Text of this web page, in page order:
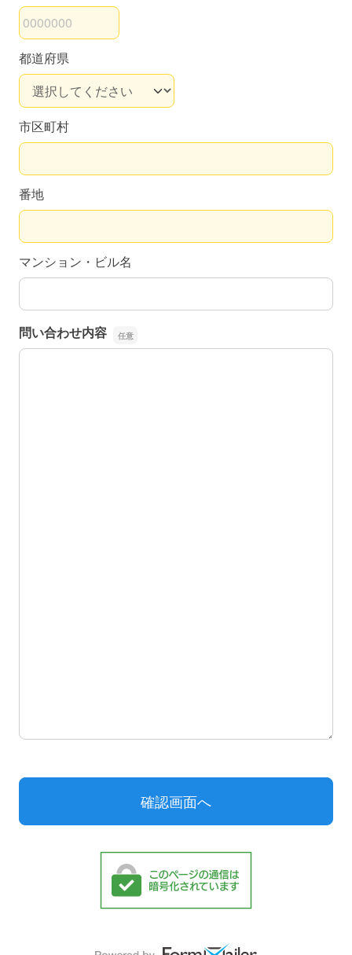
都道府県
市区町村
番地
マンション・ビル名
問い合わせ内容
問い合わせ内容